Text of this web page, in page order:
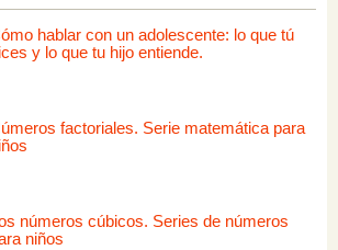
hablar con un adolescente: lo que tú
y lo que tu hijo entiende.
factoriales. Serie matemática para
números cúbicos. Series de números
niños